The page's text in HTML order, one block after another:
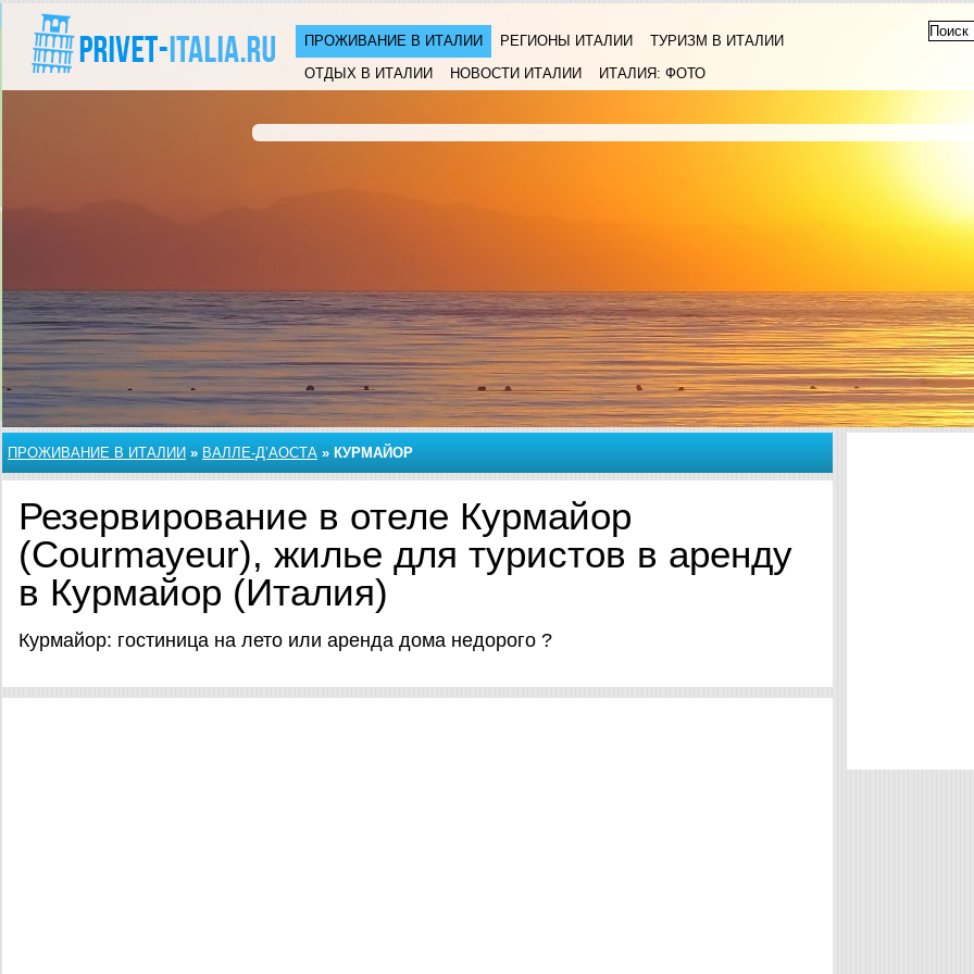
ПРОЖИВАНИЕ В ИТАЛИИ РЕГИОНЫ ИТАЛИИ
ТУРИЗМ В ИТАЛИИ
ОТДЫХ В ИТАЛИИ
НОВОСТИ ИТАЛИИ ИТАЛИЯ: ФОТО
ПРОЖИВАНИЕ В ИТАЛИИ » ВАЛЛЕ-Д’АОСТА » КУРМАЙОР
Резервирование в отеле Курмайор
(Courmayeur), жилье для туристов в аренду
в Курмайор (Италия)
Курмайор: гостиница на лето или аренда дома недорого ?